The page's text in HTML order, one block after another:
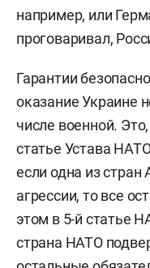
например, или
проговаривал,
Гарантии
оказание Украине
числе военной.
статье Устава
если одна из стран
агрессии, то все
этом в 5-й статье
страна НАТО